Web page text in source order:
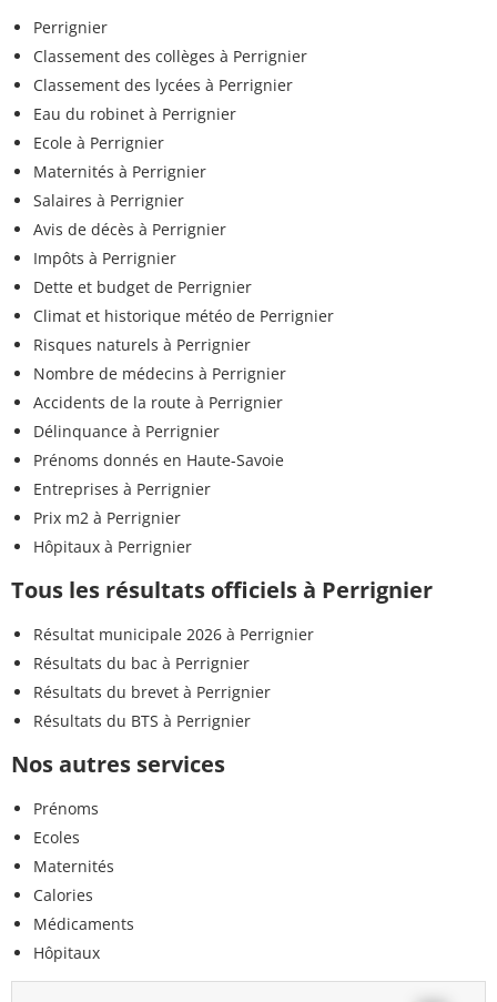
Perrignier
Classement des collèges à Perrignier
Classement des lycées à Perrignier
Eau du robinet à Perrignier
Ecole à Perrignier
Maternités à Perrignier
Salaires à Perrignier
Avis de décès à Perrignier
Impôts à Perrignier
Dette et budget de Perrignier
Climat et historique météo de Perrignier
Risques naturels à Perrignier
Nombre de médecins à Perrignier
Accidents de la route à Perrignier
Délinquance à Perrignier
Prénoms donnés en Haute-Savoie
Entreprises à Perrignier
Prix m2 à Perrignier
Hôpitaux à Perrignier
Tous les résultats officiels à Perrignier
Résultat municipale 2026 à Perrignier
Résultats du bac à Perrignier
Résultats du brevet à Perrignier
Résultats du BTS à Perrignier
Nos autres services
Prénoms
Ecoles
Maternités
Calories
Médicaments
Hôpitaux